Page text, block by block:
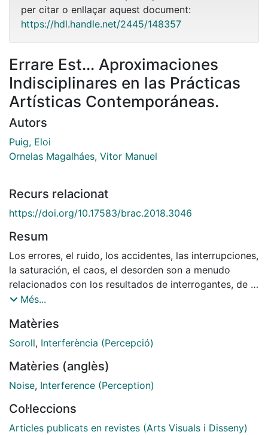
per citar o enllaçar aquest document:
https://hdl.handle.net/2445/148357
Errare Est... Aproximaciones
Indisciplinares en las Prácticas
Artísticas Contemporáneas.
Autors
Puig, Eloi
Ornelas Magalháes, Vitor Manuel
Recurs relacionat
https://doi.org/10.17583/brac.2018.3046
Resum
Los errores, el ruido, los accidentes, las interrupciones,
la saturación, el caos, el desorden son a menudo
relacionados con los resultados de interrogantes, de la
misma manera son palabras difíciles que rápidamente
no entendemos ni esperamos, lo que despreciamos
porque nos es ajeno. Muchos artistas nos referencian
estéril, en los límites del poder institucional y
gubernamental. Este artículo pretende ser una
abordado, bajo una perspectiva de cuestionamiento
del status quo del sistema, lo multiforme de aquello
Més...
Matèries
Soroll, Interferència (Percepció)
Matèries (anglès)
Noise, Interference (Perception)
Col·leccions
Articles publicats en revistes (Arts Visuals i Disseny)